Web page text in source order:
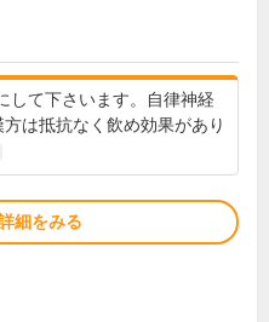
して下さいます。自律神経
は抵抗なく飲め効果があり
細をみる